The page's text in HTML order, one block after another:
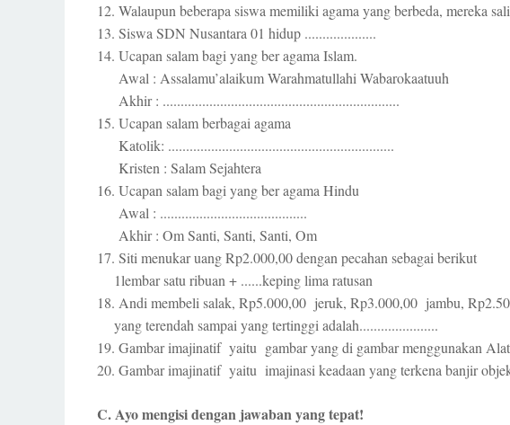
12. Walaupun beberapa siswa memiliki agama yang berbeda, mereka
13. Siswa SDN Nusantara 01 hidup ....................
14. Ucapan salam bagi yang ber agama Islam.
Awal : Assalamu’alaikum Warahmatullahi Wabarokaatuuh
Akhir : ..................................................................
15. Ucapan salam berbagai agama
Katolik: ...............................................................
Kristen : Salam Sejahtera
16. Ucapan salam bagi yang ber agama Hindu
Awal : .........................................
Akhir : Om Santi, Santi, Santi, Om
17. Siti menukar uang Rp2.000,00 dengan pecahan sebagai berikut
1lembar satu ribuan + ......keping lima ratusan
18. Andi membeli salak, Rp5.000,00 jeruk, Rp3.000,00 jambu,
yang terendah sampai yang tertinggi adalah......................
19. Gambar imajinatif yaitu gambar yang di gambar menggunakan
20. Gambar imajinatif yaitu imajinasi keadaan yang terkena banjir
C. Ayo mengisi dengan jawaban yang tepat!